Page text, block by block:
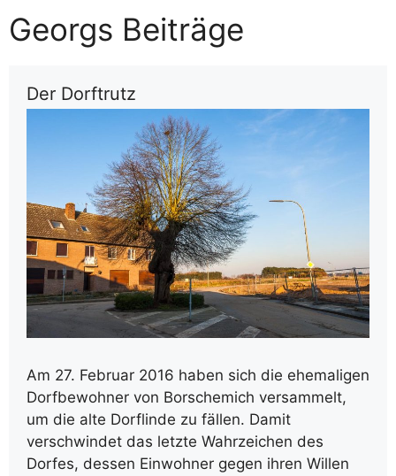
Georgs Beiträge
Der Dorftrutz
Am 27. Februar 2016 haben sich die ehemaligen
Dorfbewohner von Borschemich versammelt,
um die alte Dorflinde zu fällen. Damit
verschwindet das letzte Wahrzeichen des
Dorfes, dessen Einwohner gegen ihren Willen